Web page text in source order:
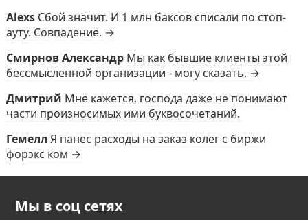
Alexs Сбой значит. И 1 млн баксов списали по стоп-
ауту. Совпадение. →
Смирнов Александр Мы как бывшие клиенты этой
бессмысленной организации - могу сказать, →
Дмитрий Мне кажется, господа даже не понимают
части произносимых ими буквосочетаний.
Гемелл Я панес расходы на заказ колег с биржи
форэкс ком →
Мы в соц сетях